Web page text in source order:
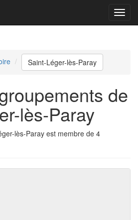
Menu
Saint-Léger-lès-Paray
de
lès-Paray
lès-Paray est membre de 4